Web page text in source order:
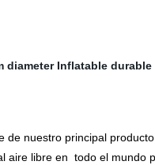
de nuestro principal
aire libre en todo el mundo